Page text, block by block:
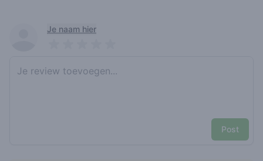
Recent reviews
Je naam hier
Post